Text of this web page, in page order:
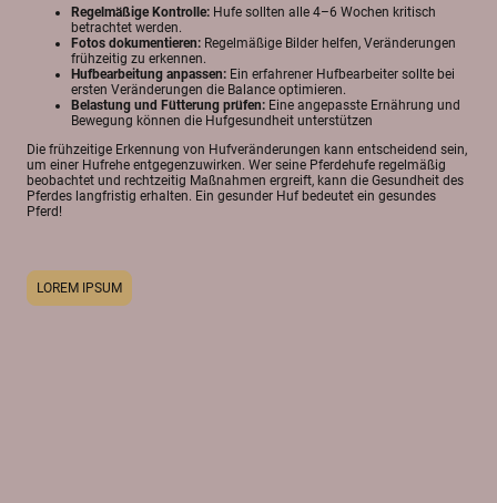
Regelmäßige Kontrolle: Hufe sollten alle 4–6 Wochen kritisch
betrachtet werden.
Fotos dokumentieren: Regelmäßige Bilder helfen, Veränderungen
frühzeitig zu erkennen.
Hufbearbeitung anpassen: Ein erfahrener Hufbearbeiter sollte bei
ersten Veränderungen die Balance optimieren.
Belastung und Fütterung prüfen: Eine angepasste Ernährung und
Bewegung können die Hufgesundheit unterstützen
Die frühzeitige Erkennung von Hufveränderungen kann entscheidend sein,
um einer Hufrehe entgegenzuwirken. Wer seine Pferdehufe regelmäßig
beobachtet und rechtzeitig Maßnahmen ergreift, kann die Gesundheit des
Pferdes langfristig erhalten. Ein gesunder Huf bedeutet ein gesundes
Pferd!
LOREM IPSUM